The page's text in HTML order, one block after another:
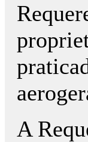
A